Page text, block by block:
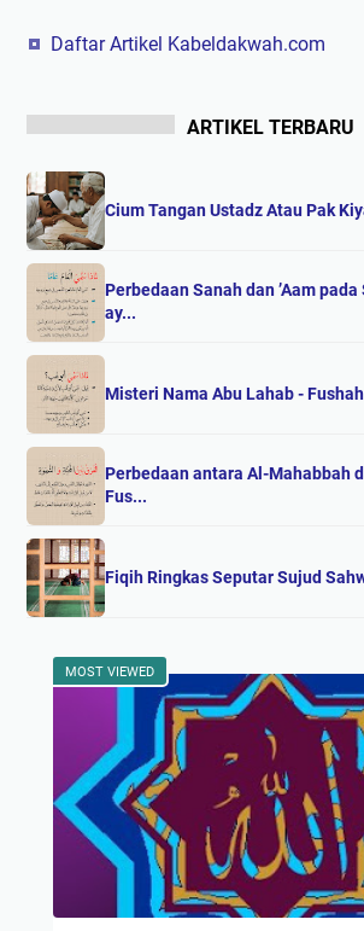
Daftar Artikel Kabeldakwah.com
ARTIKEL TERBARU
Cium Tangan Ustadz Atau Pak
Perbedaan Sanah dan ’Aam
ay...
Misteri Nama Abu Lahab -
Perbedaan antara Al-Mahabbah
Fus...
Fiqih Ringkas Seputar Sujud
MOST VIEWED